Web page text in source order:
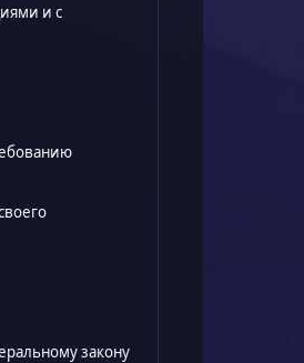
и с
закону